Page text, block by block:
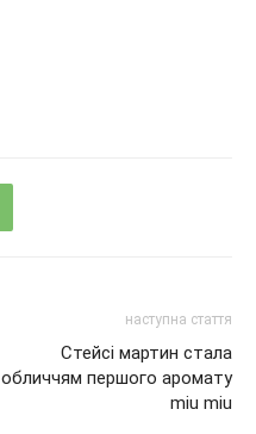
наступна стаття
Стейсі мартин стала
обличчям першого аромату
miu miu